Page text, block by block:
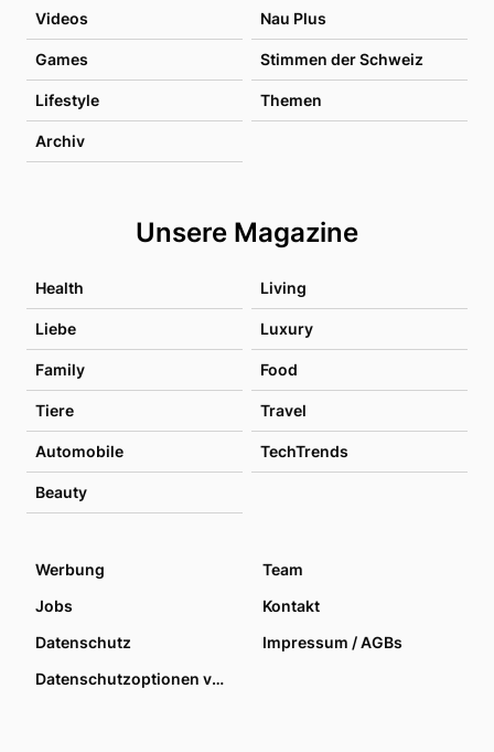
Videos Nau Plus
Games Stimmen der Schweiz
Lifestyle Themen
Archiv
Unsere Magazine
Health Living
Liebe Luxury
Family Food
Tiere Travel
Automobile TechTrends
Beauty
Werbung
Team
Jobs
Kontakt
Datenschutz
Impressum / AGBs
Datenschutzoptionen verwalten